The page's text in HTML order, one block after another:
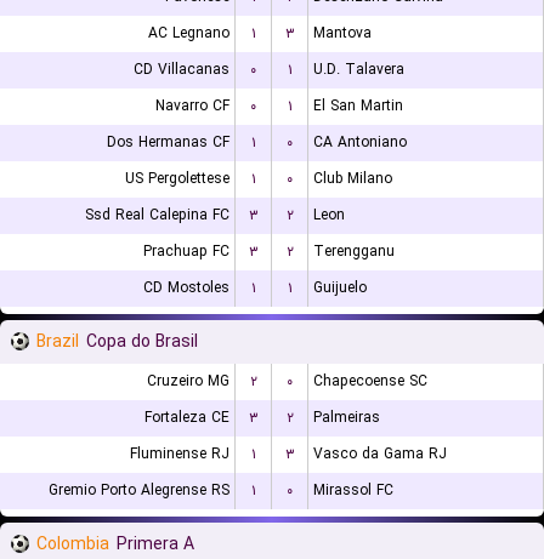
AC Legnano
۱ ۳
Mantova
CD Villacanas
۰ ۱
U.D. Talavera
Navarro CF
۰ ۱
El San Martin
Dos Hermanas CF
۱ ۰
CA Antoniano
US Pergolettese
۱ ۰
Club Milano
Ssd Real Calepina FC
۳ ۲
Leon
Prachuap FC
۳ ۲
Terengganu
CD Mostoles
۱ ۱ Guijuelo
Brazil Copa do Brasil
Cruzeiro MG ۲ ۰
Chapecoense SC
Fortaleza CE
۳ ۲
Palmeiras
Fluminense RJ
۱ ۳
Vasco da Gama RJ
Gremio Porto Alegrense RS
۱ ۰ Mirassol FC
Colombia Primera A